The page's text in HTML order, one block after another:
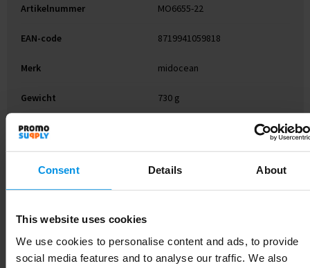
Consent Details About
This website uses cookies
We use cookies to personalise content and ads, to provide
social media features and to analyse our traffic. We also
Artikelnummer MO6655-22
EAN-code 8719941059818
Merk midocean
Gewicht 730 g
Materiaal
Afmeting Ø9X28CM
Hoogte
Breedte 9 cm